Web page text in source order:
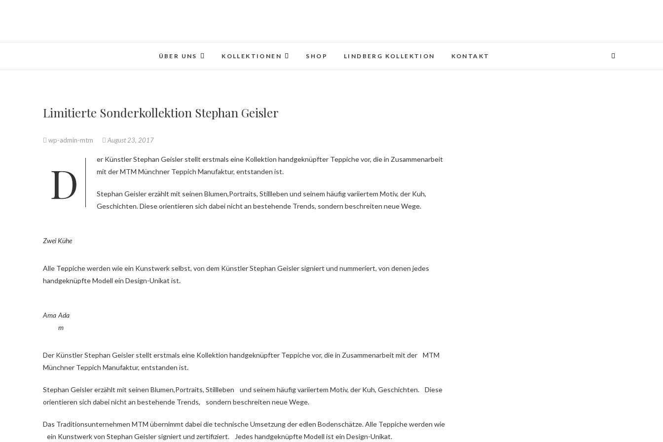
ÜBER UNS KOLLEKTIONEN SHOP LINDBERG KOLLEKTION KONTAKT
Limitierte Sonderkollektion Stephan Geisler
wp-admin-mtm August 23, 2017
Der Künstler Stephan Geisler stellt erstmals eine Kollektion handgeknüpfter Teppiche vor, die in Zusammenarbeit mit der MTM Münchner Teppich Manufaktur, entstanden ist.
Stephan Geisler erzählt mit seinen Blumen,Portraits, Stillleben und seinem häufig variiertem Motiv, der Kuh,
Geschichten. Diese orientieren sich dabei nicht an bestehende Trends, sondern beschreiten neue Wege.
Zwei Kühe
Alle Teppiche werden wie ein Kunstwerk selbst, von dem Künstler Stephan Geisler signiert und nummeriert, von denen jedes
handgeknüpfte Modell ein Design-Unikat ist.
Ama Ada
m
Der Künstler Stephan Geisler stellt erstmals eine Kollektion handgeknüpfter Teppiche vor, die in Zusammenarbeit mit der MTM
Münchner Teppich Manufaktur, entstanden ist.
Stephan Geisler erzählt mit seinen Blumen,Portraits, Stillleben und seinem häufig variiertem Motiv, der Kuh, Geschichten. Diese
orientieren sich dabei nicht an bestehende Trends, sondern beschreiten neue Wege.
Das Traditionsunternehmen MTM übernimmt dabei die technische Umsetzung der edlen Bodenschätze. Alle Teppiche werden wie
ein Kunstwerk von Stephan Geisler signiert und zertifiziert. Jedes handgeknüpfte Modell ist ein Design-Unikat.